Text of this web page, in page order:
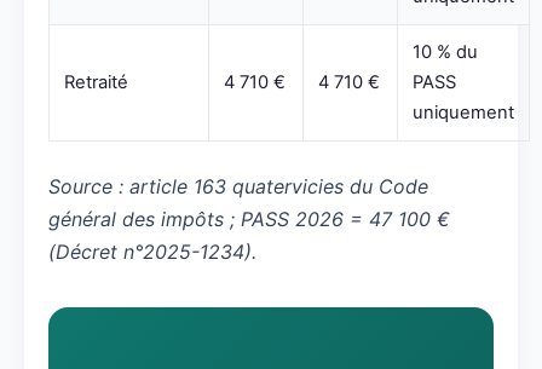
Retraité 4 710 € 4 710 €
10 % du
PASS
uniquement
Source : article 163 quatervicies du Code
général des impôts ; PASS 2026 = 47 100 €
(Décret n°2025-1234).